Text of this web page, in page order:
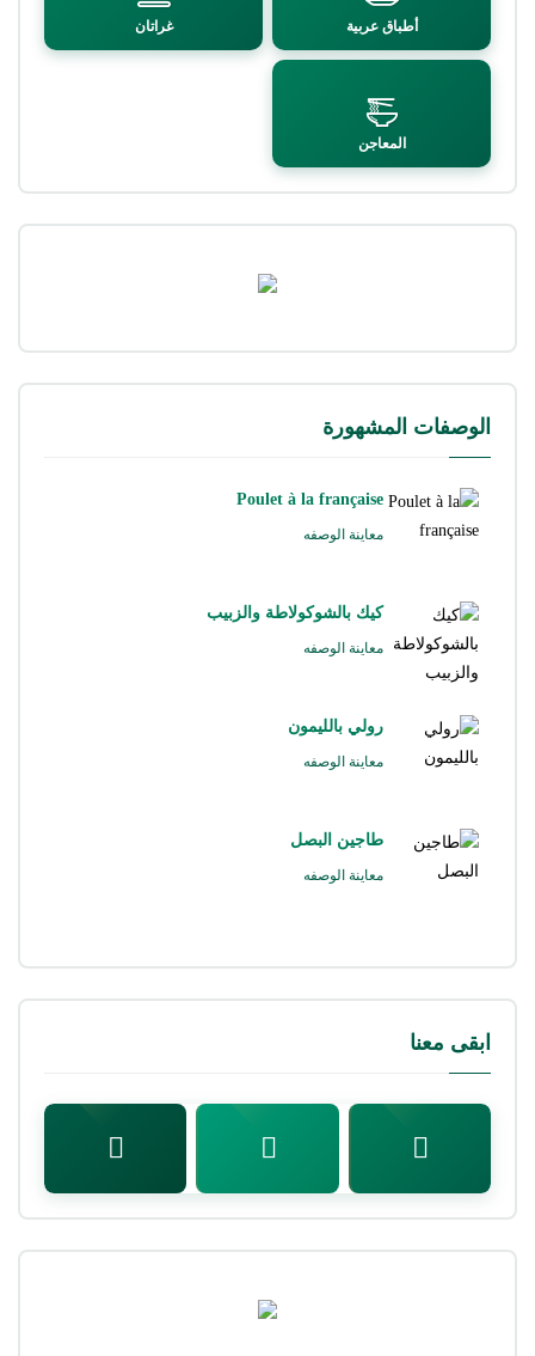
أطباق عربية غراتان
المعاجن
الوصفات المشهورة
Poulet à la française
معاينة الوصفه
كيك بالشوكولاطة والزبيب
معاينة الوصفه
رولي بالليمون
معاينة الوصفه
طاجين البصل
معاينة الوصفه
ابقى معنا